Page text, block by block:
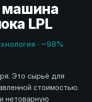
машина
LPL
· ~98%
Это сырьё для
стоимостью.
нетоварную